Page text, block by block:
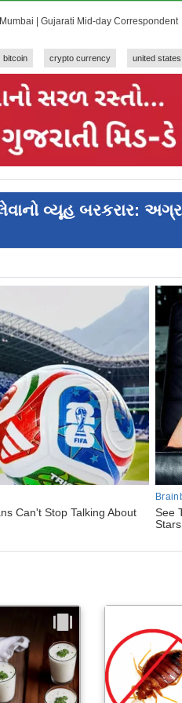
| Gujarati Mid-day Correspondent
bitcoin crypto currency united
વ્યૂહ બરકરાર: